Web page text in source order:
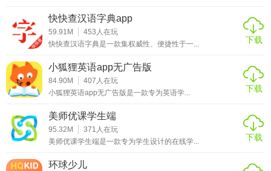
快快查汉语字典app
59.91M 453 人在玩
快快查汉语字典是一款集权威性、便捷性于一...
下载
小狐狸英语app无广告版
84.90M 407 人在玩
小狐狸英语app无广告版是一款专为英语学...
下载
美师优课学生端
95.32M 371 人在玩
美师优课学生端是一款专为学生设计的在线学...
下载
环球少儿